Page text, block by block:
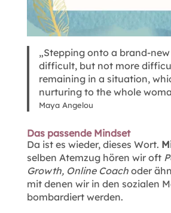
„Stepping onto a brand-
difficult, but not more
remaining in a situation,
nurturing to the whole
Maya Angelou
Das passende Mindset
Da ist es wieder, dieses Wort.
selben Atemzug hören wir oft
Growth, Online Coachoder
mit denen wir in den sozialen
bombardiert werden.